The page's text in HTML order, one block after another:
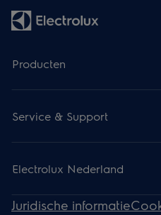
Producten
Service & Support
Electrolux Nederland
Juridische informatie